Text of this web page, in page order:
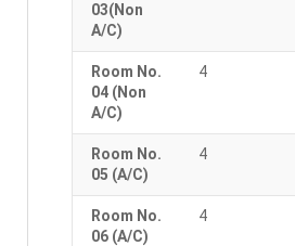
03(Non
A/C)
Room No.
04 (Non
A/C)
4
Room No.
05 (A/C)
4
Room No.
06 (A/C)
4